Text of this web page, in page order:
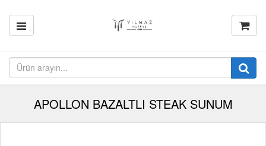
APOLLON BAZALTLI STEAK SUNUM